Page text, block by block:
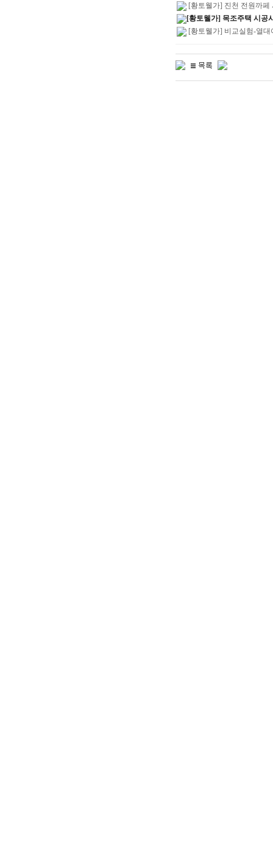
[황토웰가] 진천 전원까페
[황토웰가] 목조주택 시공
[황토웰가] 비교실험-열대